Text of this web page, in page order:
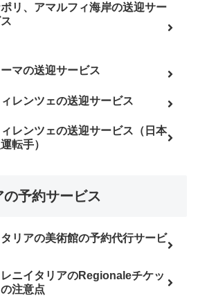
リ、アマルフィ海岸の送迎サー
ーマの送迎サービス
レンツェの送迎サービス
レンツェの送迎サービス（日本
転手）
予約サービス
リアの美術館の予約代行サービ
レニイタリアのRegionaleチケッ
の注意点